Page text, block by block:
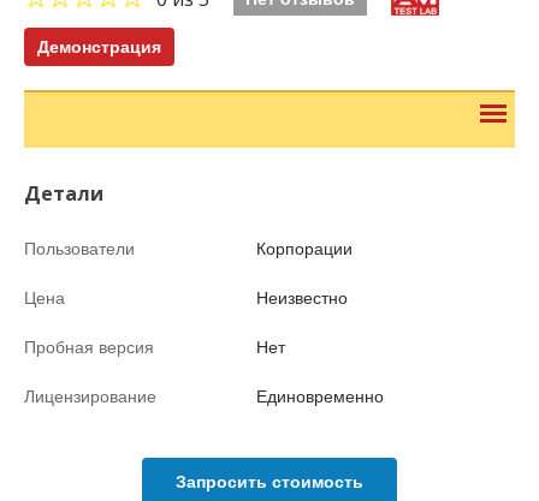
Демонстрация
Детали
Пользователи Корпорации
Цена Неизвестно
Пробная версия Нет
Лицензирование Единовременно
Запросить стоимость